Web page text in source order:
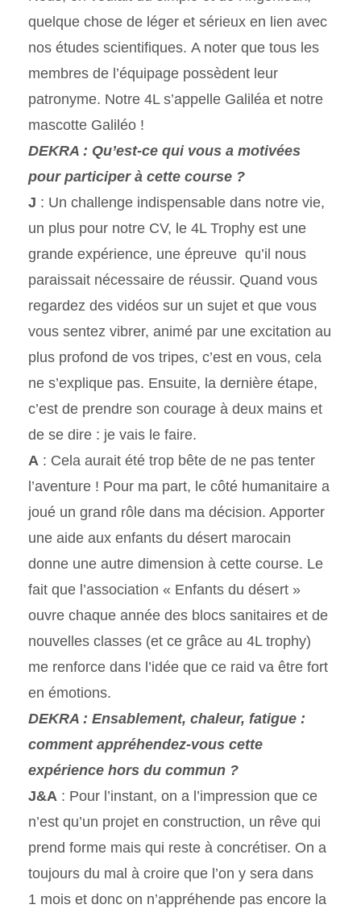
quelque chose de léger et sérieux en lien avec
nos études scientifiques. A noter que tous les
membres de l’équipage possèdent leur
patronyme. Notre 4L s’appelle Galiléa et notre
mascotte Galiléo !
DEKRA : Qu’est-ce qui vous a motivées
pour participer à cette course ?
J : Un challenge indispensable dans notre vie,
un plus pour notre CV, le 4L Trophy est une
grande expérience, une épreuve qu’il nous
paraissait nécessaire de réussir. Quand vous
regardez des vidéos sur un sujet et que vous
vous sentez vibrer, animé par une excitation au
plus profond de vos tripes, c’est en vous, cela
ne s’explique pas. Ensuite, la dernière étape,
c’est de prendre son courage à deux mains et
de se dire : je vais le faire.
A : Cela aurait été trop bête de ne pas tenter
l’aventure ! Pour ma part, le côté humanitaire a
joué un grand rôle dans ma décision. Apporter
une aide aux enfants du désert marocain
donne une autre dimension à cette course. Le
fait que l’association « Enfants du désert »
ouvre chaque année des blocs sanitaires et de
nouvelles classes (et ce grâce au 4L trophy)
me renforce dans l’idée que ce raid va être fort
en émotions.
DEKRA : Ensablement, chaleur, fatigue :
comment appréhendez-vous cette
expérience hors du commun ?
J&A : Pour l’instant, on a l’impression que ce
n’est qu’un projet en construction, un rêve qui
prend forme mais qui reste à concrétiser. On a
toujours du mal à croire que l’on y sera dans
1 mois et donc on n’appréhende pas encore la